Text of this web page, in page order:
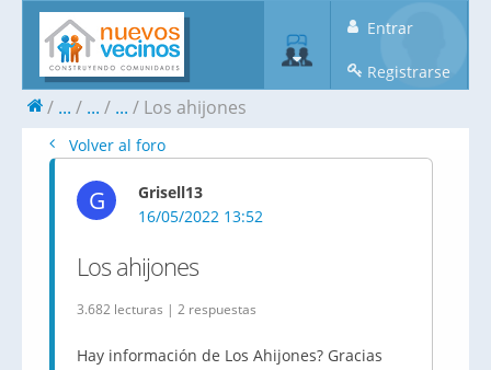
Entrar
Registrarse
... ... ... Los ahijones
Volver al foro
G
Grisell13
16/05/2022 13:52
Los ahijones
3.682 lecturas | 2 respuestas
Hay información de Los Ahijones? Gracias